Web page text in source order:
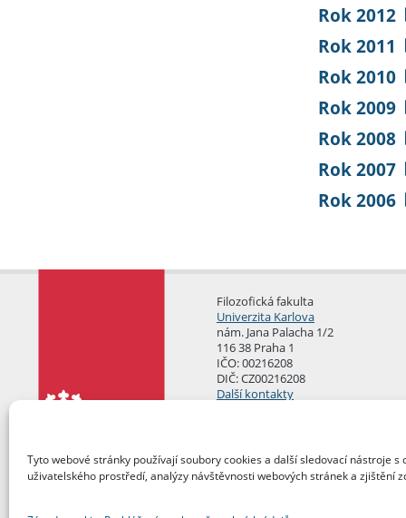
Tyto webové stránky používají soubory cookies a další sledovací nástroje s
uživatelského prostředí, analýzy návštěvnosti webových stránek a zjištění
Rok 2012
Rok 2011
Rok 2010
Rok 2009
Rok 2008
Rok 2007
Rok 2006
Filozofická fakulta
Univerzita Karlova
nám. Jana Palacha 1/2
116 38 Praha 1
IČO: 00216208
DIČ: CZ00216208
Další kontakty